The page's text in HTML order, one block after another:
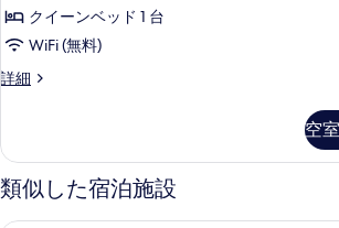
詳
細
示
す
る
Double
の
す
の
写
真
クイーンベッド 1 台
WiFi (無料)
詳細
Luxury(with
の
詳
細
空
類似した宿泊施設